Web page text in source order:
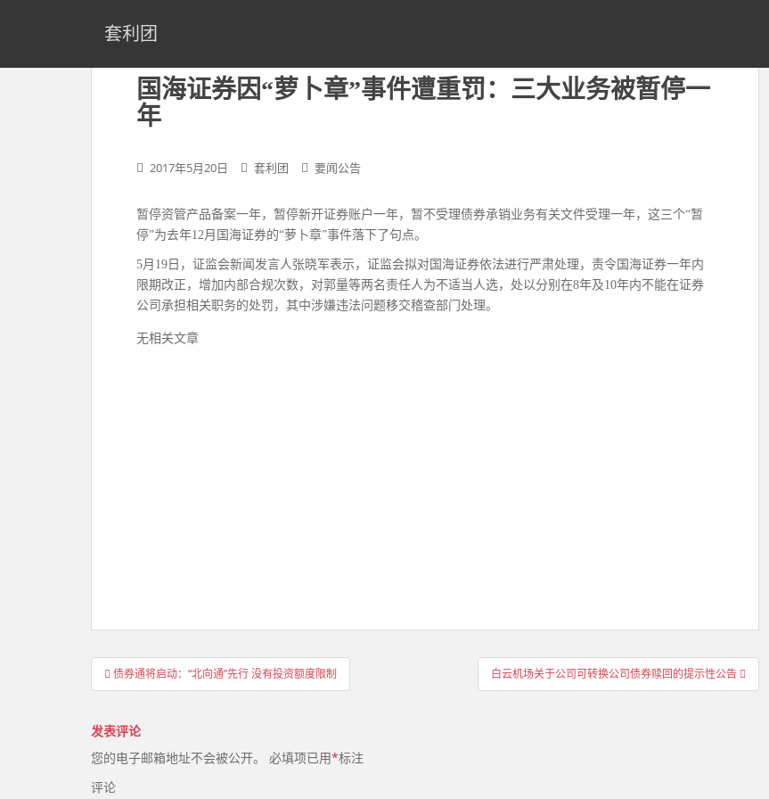
p
套利团
国海证券因“萝卜章”事件遭重罚：三大业务被暂停一
年
2017年5月20日 套利团 要闻公告
暂停资管产品备案一年，暂停新开证券账户一年，暂不受理债券承销业务有关文件受理一年，这三个“暂
停”为去年12月国海证券的“萝卜章”事件落下了句点。
5月19日，证监会新闻发言人张晓军表示，证监会拟对国海证券依法进行严肃处理，责令国海证券一年内
限期改正，增加内部合规次数，对郭量等两名责任人为不适当人选，处以分别在8年及10年内不能在证券
公司承担相关职务的处罚，其中涉嫌违法问题移交稽查部门处理。
无相关文章
文
章
航
债券通将启动：“北向通”先行 没有投资额度限制 白云机场关于公司可转换公司债券赎回的提示性公告
发表评论
您的电子邮箱地址不会被公开。 必填项已用*标注
评论